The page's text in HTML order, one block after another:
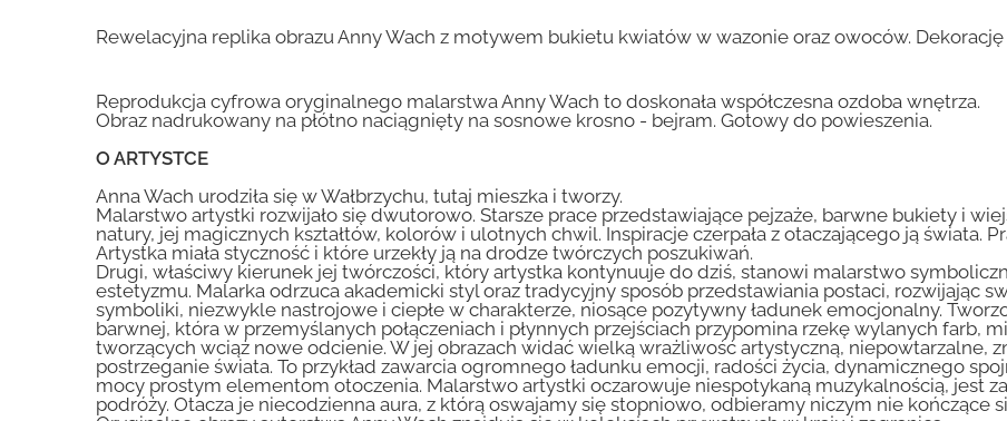
Rewelacyjna replika obrazu Anny Wach z motywem bukietu kwiatów w wazonie oraz owoców.
Reprodukcja cyfrowa oryginalnego malarstwa Anny Wach to doskonała współczesna ozdoba wnętrza.
Obraz nadrukowany na płótno naciągnięty na sosnowe krosno - bejram. Gotowy do powieszenia.
O ARTYSTCE
Anna Wach urodziła się w Wałbrzychu, tutaj mieszka i tworzy.
Malarstwo artystki rozwijało się dwutorowo. Starsze prace przedstawiające pejzaże, barwne bukiety i
natury, jej magicznych kształtów, kolorów i ulotnych chwil. Inspiracje czerpała z otaczającego ją świata.
Artystka miała styczność i które urzekły ją na drodze twórczych poszukiwań.
Drugi, właściwy kierunek jej twórczości, który artystka kontynuuje do dziś, stanowi malarstwo
estetyzmu. Malarka odrzuca akademicki styl oraz tradycyjny sposób przedstawiania postaci, rozwijając
symboliki, niezwykle nastrojowe i ciepłe w charakterze, niosące pozytywny ładunek emocjonalny.
barwnej, która w przemyślanych połączeniach i płynnych przejściach przypomina rzekę wylanych farb,
tworzących wciąż nowe odcienie. W jej obrazach widać wielką wrażliwość artystyczną, niepowtarzalne,
postrzeganie świata. To przykład zawarcia ogromnego ładunku emocji, radości życia, dynamicznego
mocy prostym elementom otoczenia. Malarstwo artystki oczarowuje niespotykaną muzykalnością, jest
podróży. Otacza je niecodzienna aura, z którą oswajamy się stopniowo, odbieramy niczym nie kończące